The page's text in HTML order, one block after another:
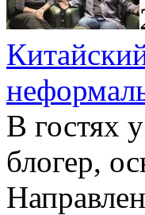
В гостях
блогер,